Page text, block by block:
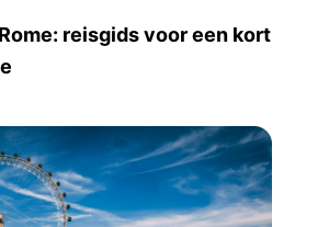
reisgids voor een kort